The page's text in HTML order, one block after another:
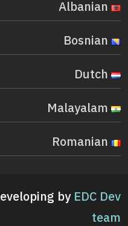
by EDC Dev
team